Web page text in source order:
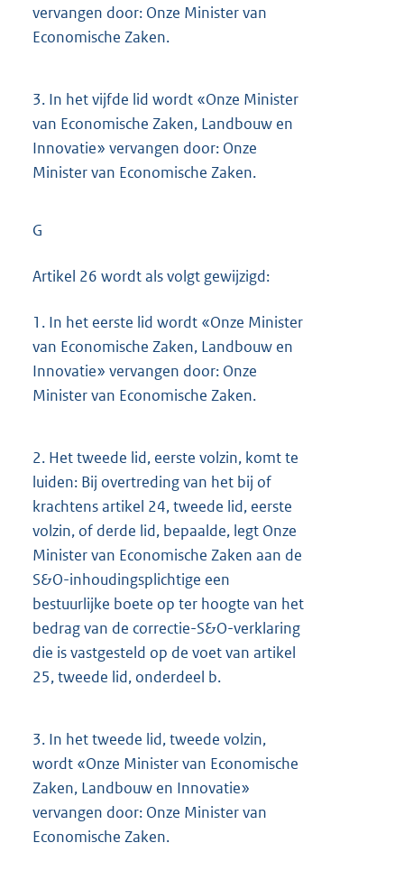
vervangen door: Onze Minister van
Economische Zaken.
3. In het vijfde lid wordt «Onze Minister
van Economische Zaken, Landbouw en
Innovatie» vervangen door: Onze
Minister van Economische Zaken.
G
Artikel 26 wordt als volgt gewijzigd:
1. In het eerste lid wordt «Onze Minister
van Economische Zaken, Landbouw en
Innovatie» vervangen door: Onze
Minister van Economische Zaken.
2. Het tweede lid, eerste volzin, komt te
luiden: Bij overtreding van het bij of
krachtens artikel 24, tweede lid, eerste
volzin, of derde lid, bepaalde, legt Onze
Minister van Economische Zaken aan de
S&O-inhoudingsplichtige een
bestuurlijke boete op ter hoogte van het
bedrag van de correctie-S&O-verklaring
die is vastgesteld op de voet van artikel
25, tweede lid, onderdeel b.
3. In het tweede lid, tweede volzin,
wordt «Onze Minister van Economische
Zaken, Landbouw en Innovatie»
vervangen door: Onze Minister van
Economische Zaken.